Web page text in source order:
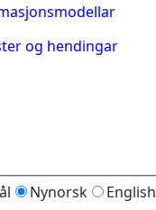
og hendingar
Nynorsk English